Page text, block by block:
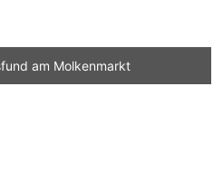
am Molkenmarkt